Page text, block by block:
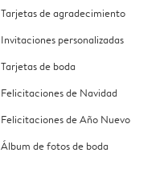
Tarjetas de agradecimiento
Invitaciones personalizadas
Tarjetas de boda
Felicitaciones de Navidad
Felicitaciones de Año Nuevo
Álbum de fotos de boda